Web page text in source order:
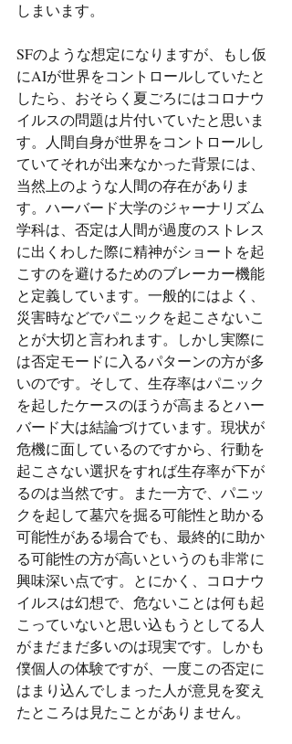
しまいます。
SFのような想定になりますが、もし仮
にAIが世界をコントロールしていたと
したら、おそらく夏ごろにはコロナウ
イルスの問題は片付いていたと思いま
す。人間自身が世界をコントロールし
ていてそれが出来なかった背景には、
当然上のような人間の存在がありま
す。ハーバード大学のジャーナリズム
学科は、否定は人間が過度のストレス
に出くわした際に精神がショートを起
こすのを避けるためのブレーカー機能
と定義しています。一般的にはよく、
災害時などでパニックを起こさないこ
とが大切と言われます。しかし実際に
は否定モードに入るパターンの方が多
いのです。そして、生存率はパニック
を起したケースのほうが高まるとハー
バード大は結論づけています。現状が
危機に面しているのですから、行動を
起こさない選択をすれば生存率が下が
るのは当然です。また一方で、パニッ
クを起して墓穴を掘る可能性と助かる
可能性がある場合でも、最終的に助か
る可能性の方が高いというのも非常に
興味深い点です。とにかく、コロナウ
イルスは幻想で、危ないことは何も起
こっていないと思い込もうとしてる人
がまだまだ多いのは現実です。しかも
僕個人の体験ですが、一度この否定に
はまり込んでしまった人が意見を変え
たところは見たことがありません。